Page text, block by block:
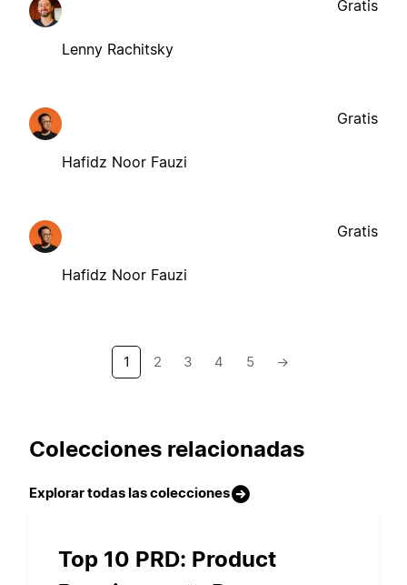
Lenny Rachitsky
Gratis
Hafidz Noor Fauzi
Gratis
Hafidz Noor Fauzi
Gratis
1 2 3 4 5 →
Colecciones relacionadas
Explorar todas las colecciones
Top 10 PRD: Product